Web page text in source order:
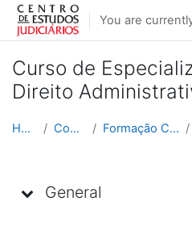
Skip to main content
You are
Curso de
Direito
Home Courses Formação Contínua
General